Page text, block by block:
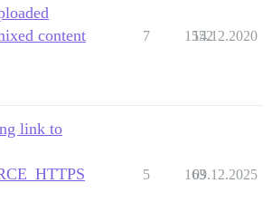
content
7 1552
14.12.2020
link to
5 163
09.12.2025